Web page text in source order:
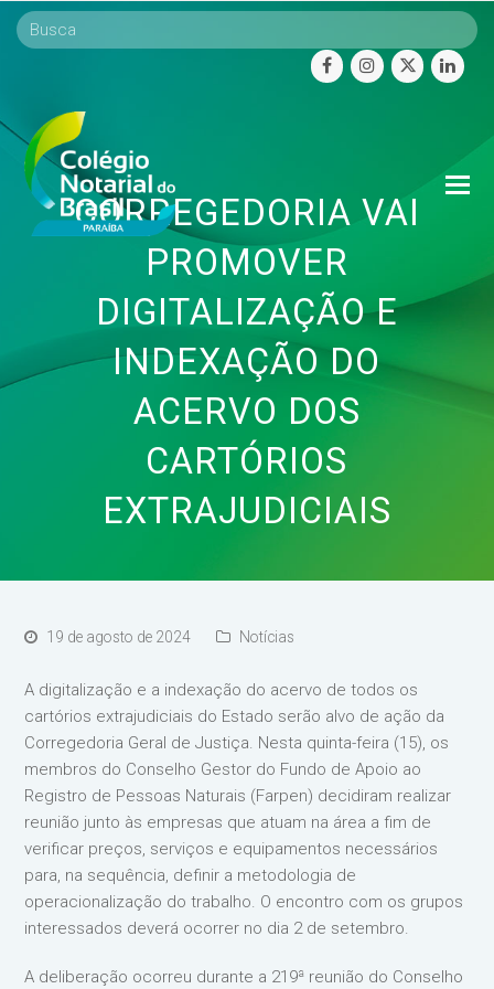
facebookinstagram
twitter
CORREGEDORIA VAI
PROMOVER
DIGITALIZAÇÃO E
INDEXAÇÃO DO
ACERVO DOS
CARTÓRIOS
EXTRAJUDICIAIS
19 de agosto de 2024 Notícias
A digitalização e a indexação do acervo de todos os
cartórios extrajudiciais do Estado serão alvo de ação da
Corregedoria Geral de Justiça. Nesta quinta-feira (15), os
membros do Conselho Gestor do Fundo de Apoio ao
Registro de Pessoas Naturais (Farpen) decidiram realizar
reunião junto às empresas que atuam na área a fim de
verificar preços, serviços e equipamentos necessários
para, na sequência, definir a metodologia de
operacionalização do trabalho. O encontro com os grupos
interessados deverá ocorrer no dia 2 de setembro.
A deliberação ocorreu durante a 219ª reunião do Conselho